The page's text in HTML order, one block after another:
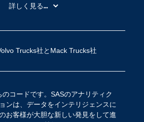
Trucks社とMack Trucks社
コードです。SASのアナリティク
ンは、データをインテリジェンスに
お客様が大胆な新しい発見をして進
SASを選ぶ理由
アクセシビリティ
サポート
ソリューション
詳しく見る...
ド・コンピューティング
IoT